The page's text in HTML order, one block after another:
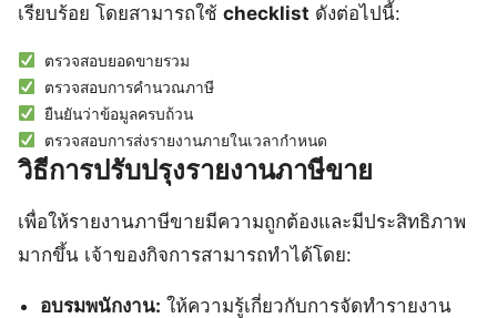
เรียบร้อย โดยสามารถใช้ checklist ดังต่อไปนี้:
ตรวจสอบการคำนวณภาษี
ยืนยันว่าข้อมูลครบถ้วน
วิธีการปรับปรุงรายงานภาษีขาย
เพื่อให้รายงานภาษีขายมีความถูกต้องและมีประสิทธิภาพ
มากขึ้น เจ้าของกิจการสามารถทำได้โดย:
อบรมพนักงาน: ให้ความรู้เกี่ยวกับการจัดทำรายงาน